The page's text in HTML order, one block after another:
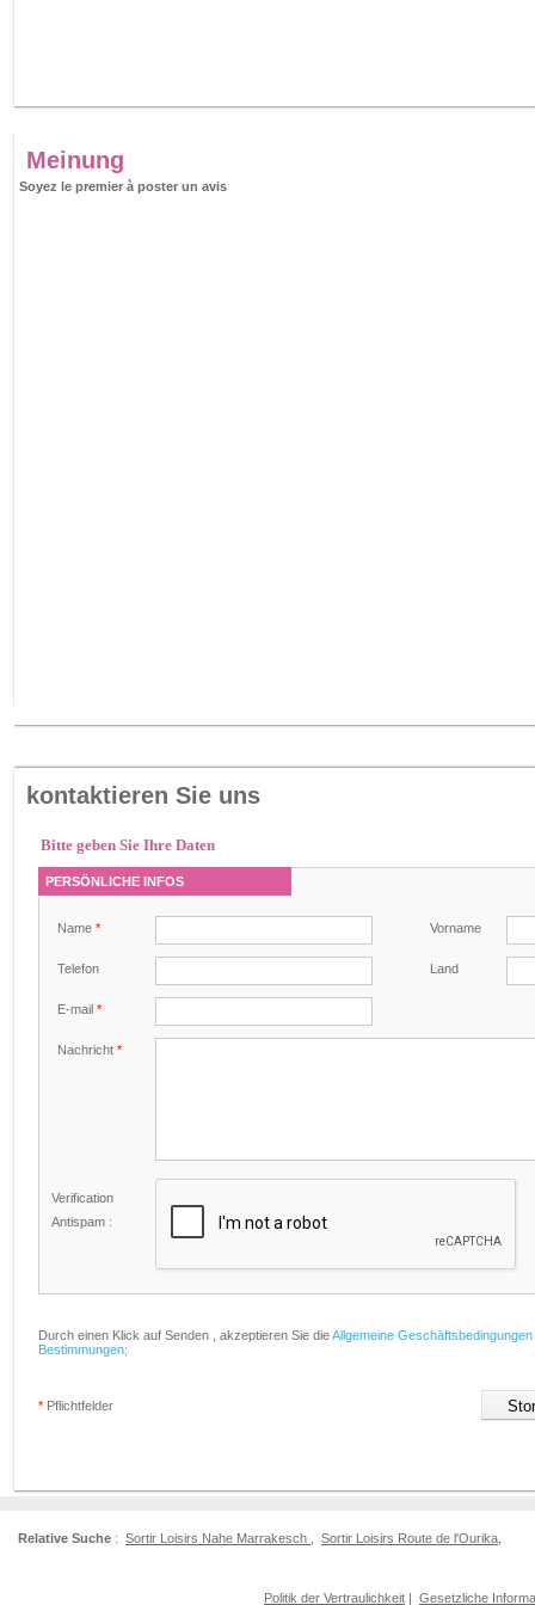
Meinung
Soyez le premier à poster un avis
kontaktieren Sie uns
Bitte geben Sie Ihre Daten
PERSÖNLICHE INFOS
Name * Vorname
Telefon Land
E-mail *
Nachricht *
Verification
Antispam :
Durch einen Klick auf Senden , akzeptieren Sie dieAllgemeine Geschäftsbedingungen
Bestimmungen;
* Pflichtfelder
Relative Suche : Sortir Loisirs Nahe Marrakesch Sortir Loisirs Route de l'Ourika
Politik der Vertraulichkeit | Gesetzliche